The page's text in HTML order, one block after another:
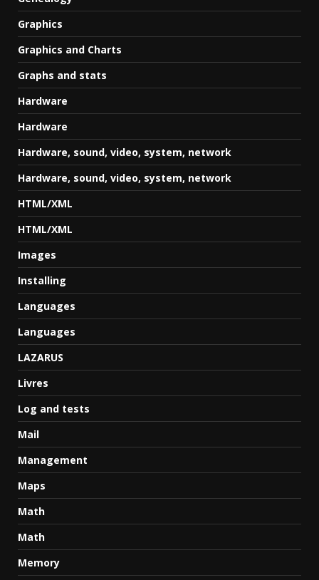
Graphics
Graphics and Charts
Graphs and stats
Hardware
Hardware
Hardware, sound, video, system, network
Hardware, sound, video, system, network
HTML/XML
HTML/XML
Images
Installing
Languages
Languages
LAZARUS
Livres
Log and tests
Mail
Management
Maps
Math
Math
Memory